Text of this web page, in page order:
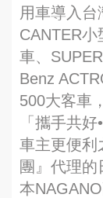
用車導入台
CANTER
車、
Benz
500大客車
「攜手共
車主更便利
團』代理的
本